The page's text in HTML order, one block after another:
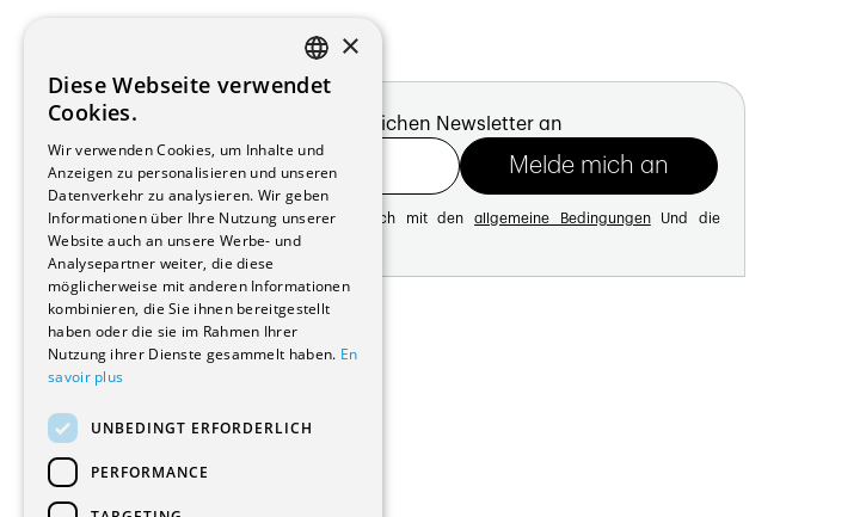
Melde dich für unseren monatlichen Newsletter an
Mit der Registrierung erklären Sie sich mit denallgemeine BedingungenUnd die
Datenschutzrichtlinie
Adresse:
Avenue de Longemalle 21
1020 Renens
Schweiz
Kontakt:
Plattform: +41 21 631 10 50
info@architectes.ch
FRENCH
×
Diese Webseite verwendet
Cookies.
Wir verwenden Cookies, um Inhalte und
Anzeigen zu personalisieren und unseren
Datenverkehr zu analysieren. Wir geben
Informationen über Ihre Nutzung unserer
Website auch an unsere Werbe- und
Analysepartner weiter, die diese
möglicherweise mit anderen Informationen
kombinieren, die Sie ihnen bereitgestellt
haben oder die sie im Rahmen Ihrer
Nutzung ihrer Dienste gesammelt haben. En
savoir plus
UNBEDINGT ERFORDERLICH
PERFORMANCE